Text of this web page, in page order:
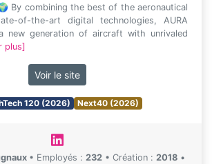
By combining the best of the aeronautical
of-the-art digital technologies, AURA
new generation of aircraft with unrivaled
plus]
Voir le site
120 (2026) Next40 (2026)
• Employés : 232 • Création : 2018 •